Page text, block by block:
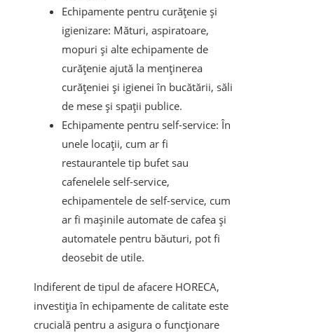
Echipamente pentru curățenie și
igienizare: Mături, aspiratoare,
mopuri și alte echipamente de
curățenie ajută la menținerea
curățeniei și igienei în bucătării, săli
de mese și spații publice.
Echipamente pentru self-service: În
unele locații, cum ar fi
restaurantele tip bufet sau
cafenelele self-service,
echipamentele de self-service, cum
ar fi mașinile automate de cafea și
automatele pentru băuturi, pot fi
deosebit de utile.
Indiferent de tipul de afacere HORECA,
investiția în echipamente de calitate este
crucială pentru a asigura o funcționare